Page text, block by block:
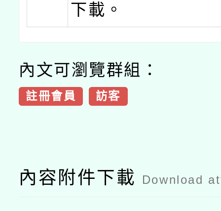
下載。
內文可瀏覽群組：
註冊會員 訪客
內容附件下載 Download